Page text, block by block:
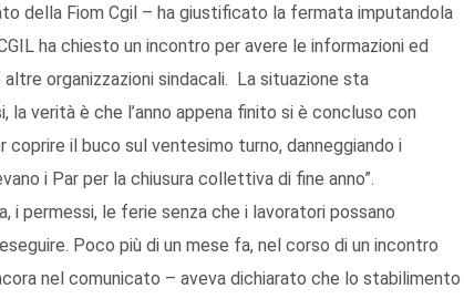
della Fiom Cgil – ha giustificato la fermata imputandola
ha chiesto un incontro per avere le informazioni ed
organizzazioni sindacali. La situazione sta
verità è che l’anno appena finito si è concluso con
coprire il buco sul ventesimo turno, danneggiando i
i Par per la chiusura collettiva di fine anno”.
i permessi, le ferie senza che i lavoratori possano
Poco più di un mese fa, nel corso di un incontro
nel comunicato – aveva dichiarato che lo stabilimento